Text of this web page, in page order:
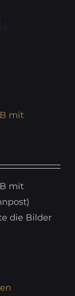
mit
mit
die Bilder